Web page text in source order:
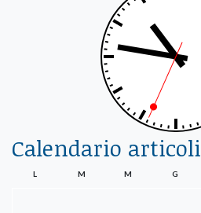
Calendario articoli
L M M G